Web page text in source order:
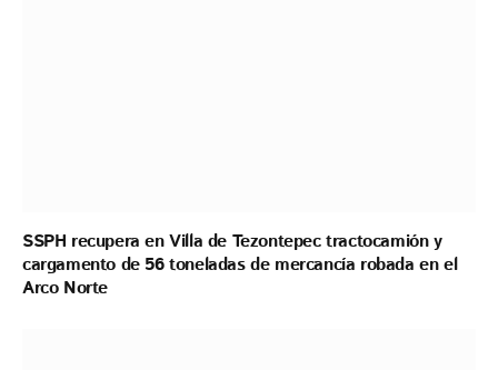
SSPH recupera en Villa de Tezontepec tractocamión y
cargamento de 56 toneladas de mercancía robada en el
Arco Norte